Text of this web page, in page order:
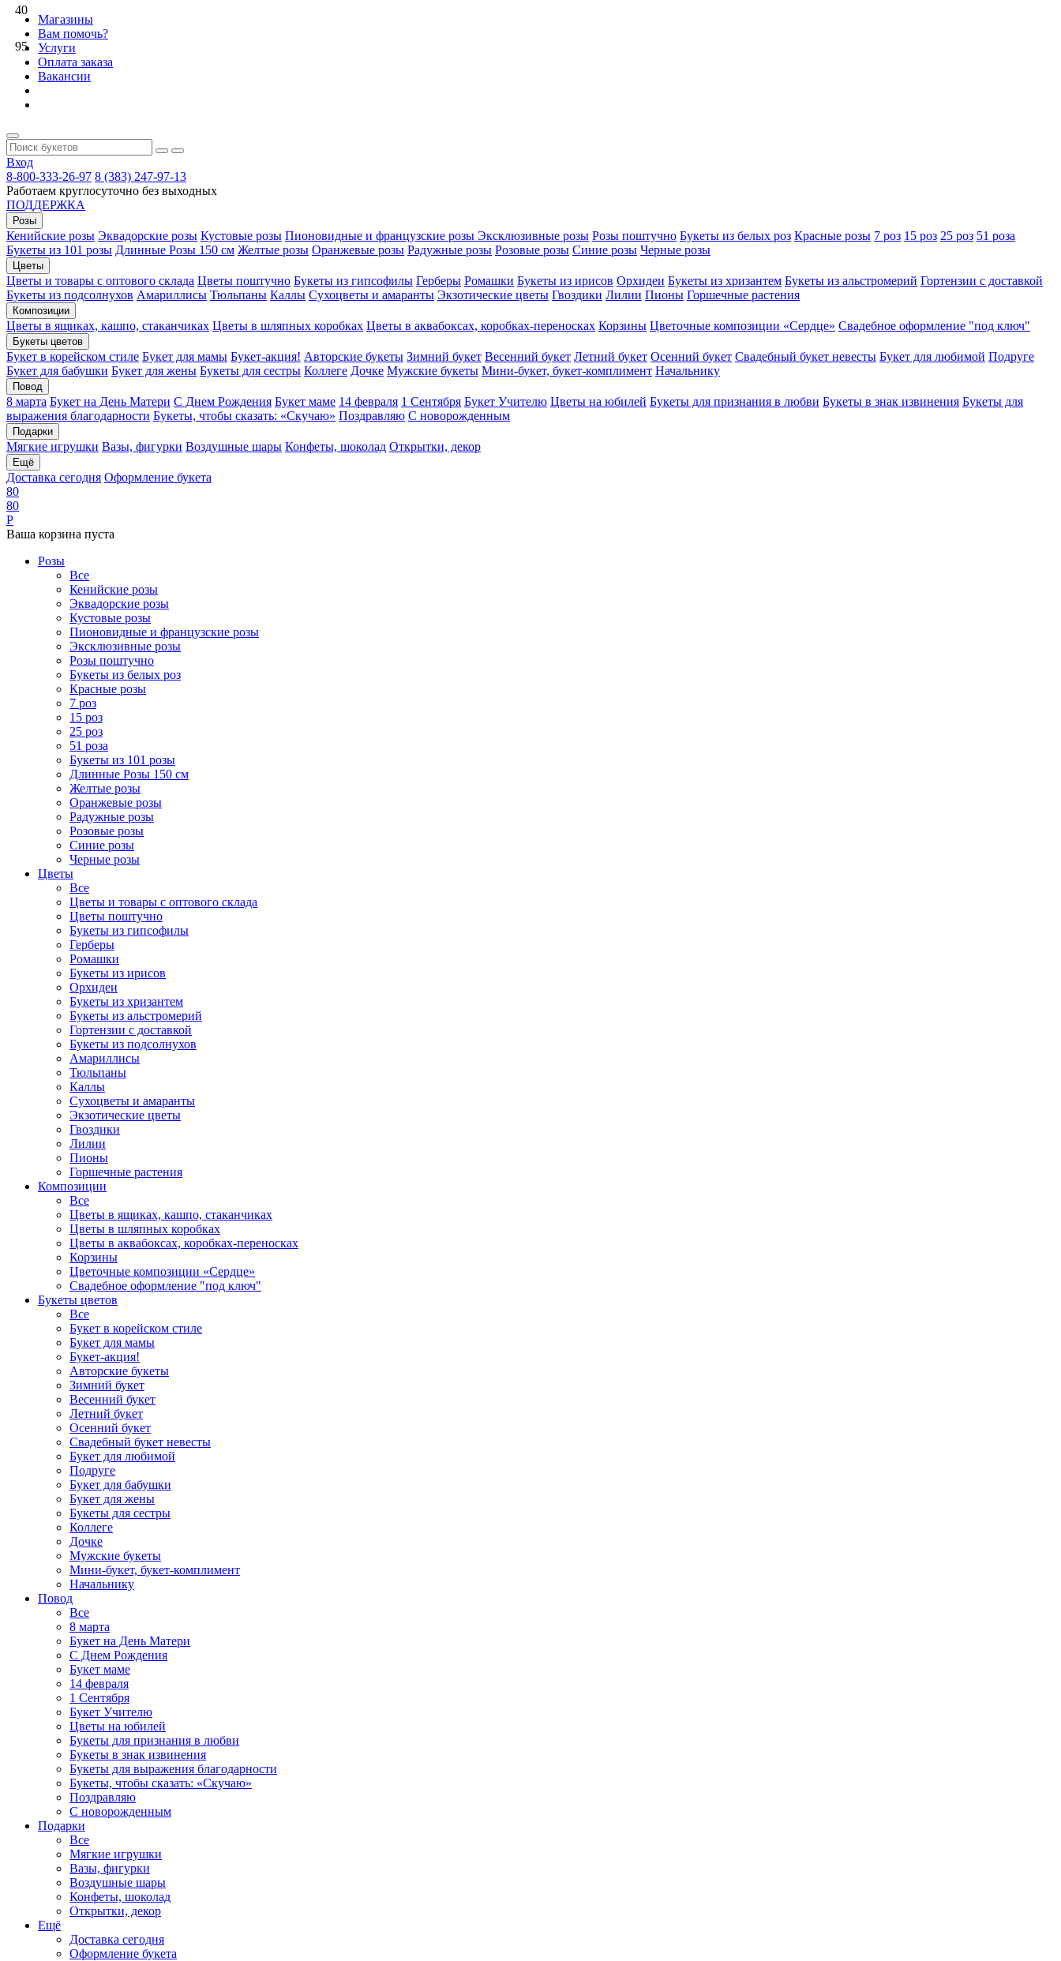
Магазины
Вам помочь?
Услуги
Оплата заказа
Вакансии
Вход
8-800-333-26-97 8 (383) 247-97-13
Работаем круглосуточно без выходных
ПОДДЕРЖКА
Розы
Кенийские розы Эквадорские розы Кустовые розы Пионовидные и французские розы Эксклюзивные розы Розы поштучно Букеты из белых роз Красные розы 7 роз 15 роз 25 роз 51 роза
Букеты из 101 розы Длинные Розы 150 см Желтые розы Оранжевые розы Радужные розы Розовые розы Синие розы Черные розы
Цветы
Цветы и товары с оптового склада Цветы поштучно Букеты из гипсофилы Герберы Ромашки Букеты из ирисов Орхидеи Букеты из хризантем Букеты из альстромерий Гортензии с доставкой
Букеты из подсолнухов Амариллисы Тюльпаны Каллы Сухоцветы и амаранты Экзотические цветы Гвоздики Лилии Пионы Горшечные растения
Композиции
Цветы в ящиках, кашпо, стаканчиках Цветы в шляпных коробках Цветы в аквабоксах, коробках-переносках Корзины Цветочные композиции «Сердце» Свадебное оформление "под ключ"
Букеты цветов
Букет в корейском стиле Букет для мамы Букет-акция! Авторские букеты Зимний букет Весенний букет Летний букет Осенний букет Свадебный букет невесты Букет для любимой Подруге
Букет для бабушки Букет для жены Букеты для сестры Коллеге Дочке Мужские букеты Мини-букет, букет-комплимент Начальнику
Повод
8 марта Букет на День Матери С Днем Рождения Букет маме 14 февраля 1 Сентября Букет Учителю Цветы на юбилей Букеты для признания в любви Букеты в знак извинения Букеты для
выражения благодарности Букеты, чтобы сказать: «Скучаю» Поздравляю С новорожденным
Подарки
Мягкие игрушки Вазы, фигурки Воздушные шары Конфеты, шоколад Открытки, декор
Ещё
Доставка сегодня Оформление букета
80
80
Р
Ваша корзина пуста
Розы
Все
Кенийские розы
Эквадорские розы
Кустовые розы
Пионовидные и французские розы
Эксклюзивные розы
Розы поштучно
Букеты из белых роз
Красные розы
7 роз
15 роз
25 роз
51 роза
Букеты из 101 розы
Длинные Розы 150 см
Желтые розы
Оранжевые розы
Радужные розы
Розовые розы
Синие розы
Черные розы
Цветы
Все
Цветы и товары с оптового склада
Цветы поштучно
Букеты из гипсофилы
Герберы
Ромашки
Букеты из ирисов
Орхидеи
Букеты из хризантем
Букеты из альстромерий
Гортензии с доставкой
Букеты из подсолнухов
Амариллисы
Тюльпаны
Каллы
Сухоцветы и амаранты
Экзотические цветы
Гвоздики
Лилии
Пионы
Горшечные растения
Композиции
Все
Цветы в ящиках, кашпо, стаканчиках
Цветы в шляпных коробках
Цветы в аквабоксах, коробках-переносках
Корзины
Цветочные композиции «Сердце»
Свадебное оформление "под ключ"
Букеты цветов
Все
Букет в корейском стиле
Букет для мамы
Букет-акция!
Авторские букеты
Зимний букет
Весенний букет
Летний букет
Осенний букет
Свадебный букет невесты
Букет для любимой
Подруге
Букет для бабушки
Букет для жены
Букеты для сестры
Коллеге
Дочке
Мужские букеты
Мини-букет, букет-комплимент
Начальнику
Повод
Все
8 марта
Букет на День Матери
С Днем Рождения
Букет маме
14 февраля
1 Сентября
Букет Учителю
Цветы на юбилей
Букеты для признания в любви
Букеты в знак извинения
Букеты для выражения благодарности
Букеты, чтобы сказать: «Скучаю»
Поздравляю
С новорожденным
Подарки
Все
Мягкие игрушки
Вазы, фигурки
Воздушные шары
Конфеты, шоколад
Открытки, декор
Ещё
Доставка сегодня
Оформление букета
40
95